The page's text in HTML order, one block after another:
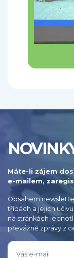
Máte-li zájem
e-mailem,
Obsahem
třídách a jejich
na stránkách
převážně zprávy z